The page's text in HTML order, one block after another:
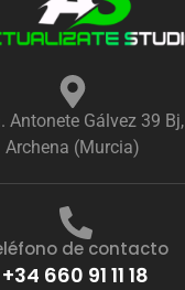
Antonete Gálvez 39 Bj,
Archena (Murcia)
de contacto
+34 660 91 11 18